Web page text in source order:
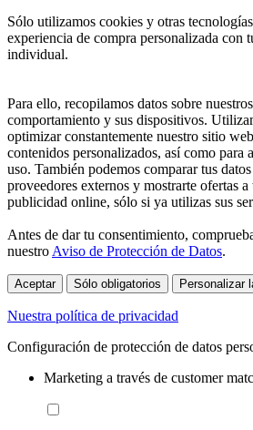
Sólo utilizamos cookies y otras
experiencia de compra personalizada con
individual.
Para ello, recopilamos datos sobre
comportamiento y sus dispositivos.
optimizar constantemente nuestro sitio
contenidos personalizados, así como para
uso. También podemos comparar tus
proveedores externos y mostrarte ofertas a
publicidad online, sólo si ya utilizas sus
Antes de dar tu consentimiento,
nuestro Aviso de Protección de Datos.
Aceptar Sólo obligatorios Personalizar
Nuestra política de privacidad
Configuración de protección de datos
Marketing a través de customer